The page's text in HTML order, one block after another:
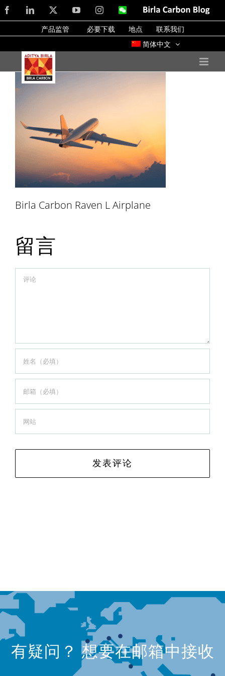
Skip
to
content
FacebookLinkedIn YouTubeInstagramWeChatBirla
Blog
产品监管 必要下载 地点
联系我们
简体中文
Birla Carbon Raven L Airplane
留言
Comment
有疑问？ 想要在邮箱中接收